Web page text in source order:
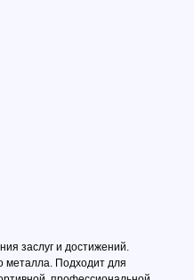
заслуг и достижений.
металла. Подходит для